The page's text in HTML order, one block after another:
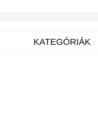
KATEGÓRIÁK